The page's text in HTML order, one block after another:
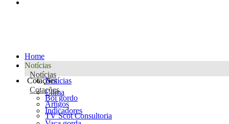
Home
Notícias
Notícias
Notícias
Clima
Artigos
TV Scot Consultoria
Cotações
Cotações
Boi gordo
Indicadores